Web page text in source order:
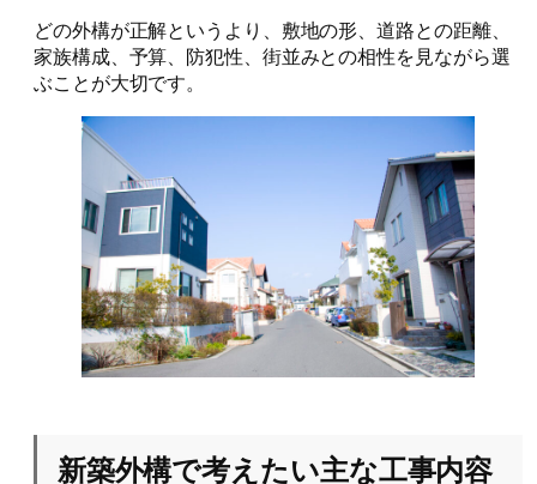
どの外構が正解というより、敷地の形、道路との距離、
家族構成、予算、防犯性、街並みとの相性を見ながら選
ぶことが大切です。
新築外構で考えたい主な工事内容